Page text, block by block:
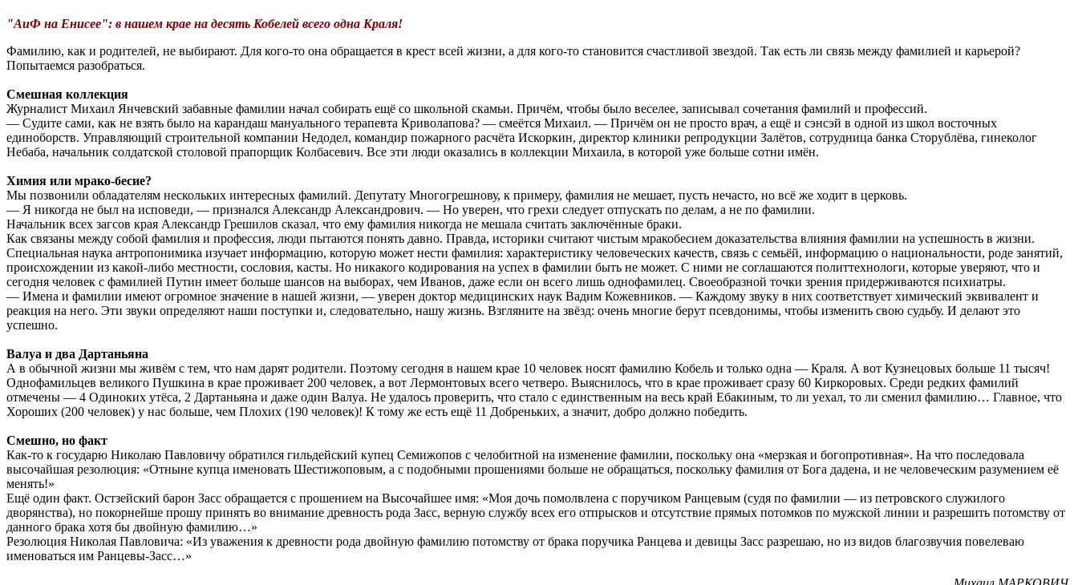
"АиФ на Енисее": в нашем крае на десять Кобелей всего одна Краля!
Фамилию, как и родителей, не выбирают. Для кого-то она обращается в крест всей жизни, а для кого-то становится счастливой звездой. Так есть ли связь между фамилией и карьерой?
Попытаемся разобраться.
Смешная коллекция
Журналист Михаил Янчевский забавные фамилии начал собирать ещё со школьной скамьи. Причём, чтобы было веселее, записывал сочетания фамилий и профессий.
— Судите сами, как не взять было на карандаш мануального терапевта Криволапова? — смеётся Михаил. — Причём он не просто врач, а ещё и сэнсэй в одной из школ восточных
единоборств. Управляющий строительной компании Недодел, командир пожарного расчёта Искоркин, директор клиники репродукции Залётов, сотрудница банка Сторублёва, гинеколог
Небаба, начальник солдатской столовой прапорщик Колбасевич. Все эти люди оказались в коллекции Михаила, в которой уже больше сотни имён.
Химия или мрако-бесие?
Мы позвонили обладателям нескольких интересных фамилий. Депутату Многогрешнову, к примеру, фамилия не мешает, пусть нечасто, но всё же ходит в церковь.
— Я никогда не был на исповеди, — признался Александр Александрович. — Но уверен, что грехи следует отпускать по делам, а не по фамилии.
Начальник всех загсов края Александр Грешилов сказал, что ему фамилия никогда не мешала считать заключённые браки.
Как связаны между собой фамилия и профессия, люди пытаются понять давно. Правда, историки считают чистым мракобесием доказательства влияния фамилии на успешность в жизни.
Специальная наука антропонимика изучает информацию, которую может нести фамилия: характеристику человеческих качеств, связь с семьёй, информацию о национальности, роде занятий,
происхождении из какой-либо местности, сословия, касты. Но никакого кодирования на успех в фамилии быть не может. С ними не соглашаются политтехнологи, которые уверяют, что и
сегодня человек с фамилией Путин имеет больше шансов на выборах, чем Иванов, даже если он всего лишь однофамилец. Своеобразной точки зрения придерживаются психиатры.
— Имена и фамилии имеют огромное значение в нашей жизни, — уверен доктор медицинских наук Вадим Кожевников. — Каждому звуку в них соответствует химический эквивалент и
реакция на него. Эти звуки определяют наши поступки и, следовательно, нашу жизнь. Взгляните на звёзд: очень многие берут псевдонимы, чтобы изменить свою судьбу. И делают это
успешно.
Валуа и два Дартаньяна
А в обычной жизни мы живём с тем, что нам дарят родители. Поэтому сегодня в нашем крае 10 человек носят фамилию Кобель и только одна — Краля. А вот Кузнецовых больше 11 тысяч!
Однофамильцев великого Пушкина в крае проживает 200 человек, а вот Лермонтовых всего четверо. Выяснилось, что в крае проживает сразу 60 Киркоровых. Среди редких фамилий
отмечены — 4 Одиноких утёса, 2 Дартаньяна и даже один Валуа. Не удалось проверить, что стало с единственным на весь край Ебакиным, то ли уехал, то ли сменил фамилию… Главное, что
Хороших (200 человек) у нас больше, чем Плохих (190 человек)! К тому же есть ещё 11 Добреньких, а значит, добро должно победить.
Смешно, но факт
Как-то к государю Николаю Павловичу обратился гильдейский купец Семижопов с челобитной на изменение фамилии, поскольку она «мерзкая и богопротивная». На что последовала
высочайшая резолюция: «Отныне купца именовать Шестижоповым, а с подобными прошениями больше не обращаться, поскольку фамилия от Бога дадена, и не человеческим разумением её
менять!»
Ещё один факт. Остзейский барон Засс обращается с прошением на Высочайшее имя: «Моя дочь помолвлена с поручиком Ранцевым (судя по фамилии — из петровского служилого
дворянства), но покорнейше прошу принять во внимание древность рода Засс, верную службу всех его отпрысков и отсутствие прямых потомков по мужской линии и разрешить потомству от
данного брака хотя бы двойную фамилию…»
Резолюция Николая Павловича: «Из уважения к древности рода двойную фамилию потомству от брака поручика Ранцева и девицы Засс разрешаю, но из видов благозвучия повелеваю
именоваться им Ранцевы-Засс…»